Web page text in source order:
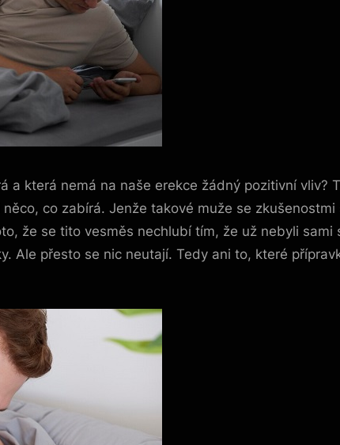
a která nemá na naše erekce žádný pozitivní vliv?
co zabírá. Jenže takové muže se
že se tito vesměs nechlubí tím, že už nebyli sami
Ale přesto se nic neutají. Tedy ani to, které